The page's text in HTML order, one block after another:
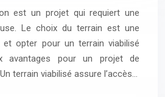
est un projet qui requiert une
Le choix du terrain est une
et opter pour un terrain viabilisé
avantages pour un projet de
terrain viabilisé assure l’accès…